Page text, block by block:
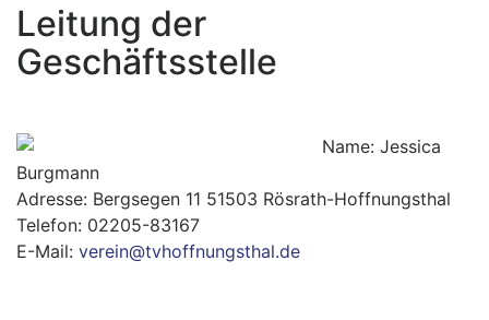
Leitung der
Geschäftsstelle
Name: Jessica
Burgmann
Adresse: Bergsegen 11 51503 Rösrath-Hoffnungsthal
Telefon: 02205-83167
E-Mail: verein@tvhoffnungsthal.de